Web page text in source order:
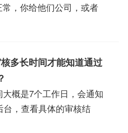
常，你给他们公司，或者
多长时间才能知道通过
概是7个工作日，会通知
，查看具体的审核结